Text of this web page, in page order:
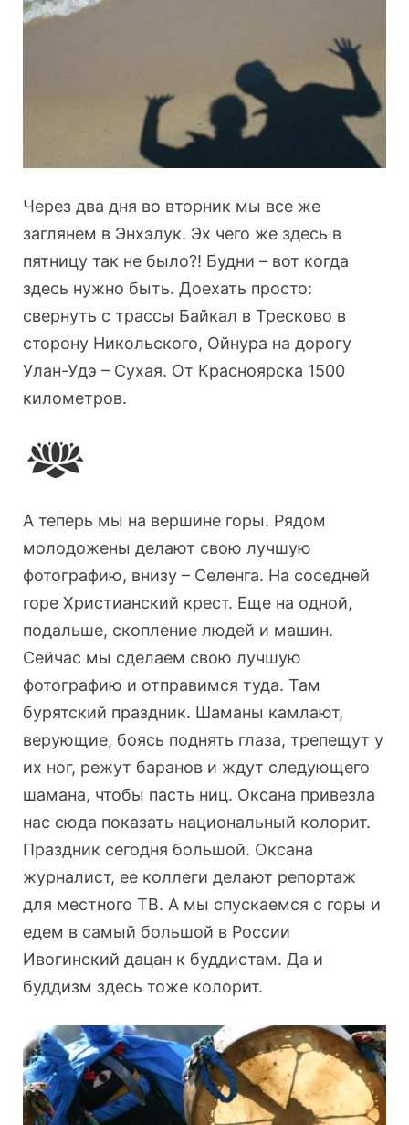
Через два дня во вторник мы все же
заглянем в Энхэлук. Эх чего же здесь в
пятницу так не было?! Будни – вот когда
здесь нужно быть. Доехать просто:
свернуть с трассы Байкал в Тресково в
сторону Никольского, Ойнура на дорогу
Улан-Удэ – Сухая. От Красноярска 1500
километров.
А теперь мы на вершине горы. Рядом
молодожены делают свою лучшую
фотографию, внизу – Селенга. На соседней
горе Христианский крест. Еще на одной,
подальше, скопление людей и машин.
Сейчас мы сделаем свою лучшую
фотографию и отправимся туда. Там
бурятский праздник. Шаманы камлают,
верующие, боясь поднять глаза, трепещут у
их ног, режут баранов и ждут следующего
шамана, чтобы пасть ниц. Оксана привезла
нас сюда показать национальный колорит.
Праздник сегодня большой. Оксана
журналист, ее коллеги делают репортаж
для местного ТВ. А мы спускаемся с горы и
едем в самый большой в России
Ивогинский дацан к буддистам. Да и
буддизм здесь тоже колорит.